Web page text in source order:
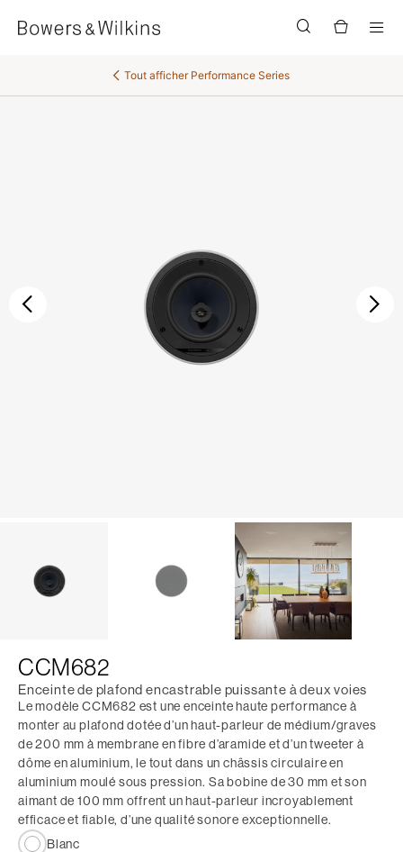
Tout afficher Performance Series
CCM682
Enceinte de plafond encastrable puissante à deux voies
Le modèle CCM682 est une enceinte haute performance à
monter au plafond dotée d’un haut-parleur de médium/graves
de 200 mm à membrane en fibre d’aramide et d’un tweeter à
dôme en aluminium, le tout dans un châssis circulaire en
aluminium moulé sous pression. Sa bobine de 30 mm et son
aimant de 100 mm offrent un haut-parleur incroyablement
efficace et fiable, d’une qualité sonore exceptionnelle.
Blanc